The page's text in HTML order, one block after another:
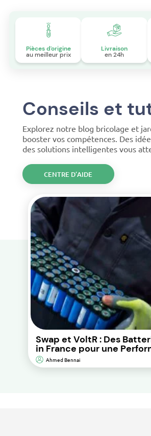
Pièces d'origine
au meilleur prix
Livraison
en 24h
Conseils et
Explorez notre blog bricolage et
booster vos compétences. Des
des solutions intelligentes vous
CENTRE D’AIDE
Swap et VoltR : Des
in France pour une
Durable et d’Impact
Environnemental Réduit.
Ahmed Bennai